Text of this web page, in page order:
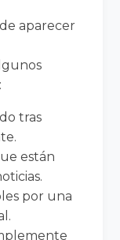
aparecer
tras
están
por una